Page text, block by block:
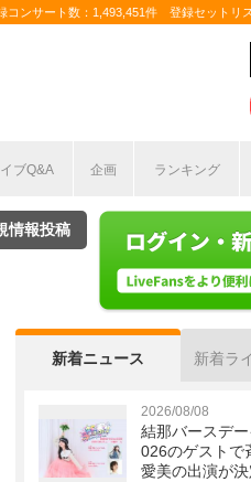
ンサート数：1,493,451件 登録セットリ
ブQ&A 企画 ランキング
情報投稿
新着ニュース 新着ラ
2026/08/08
結那バースデ
026のゲストで
愛美の出演が決